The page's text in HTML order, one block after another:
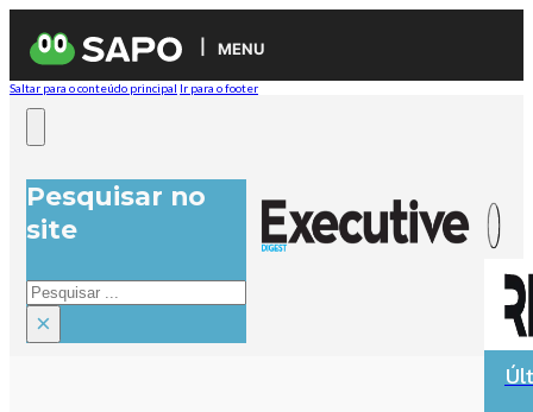
MENU
Saltar para o conteúdo principal Ir para o footer
Pesquisar no
site
Pesquisar
×